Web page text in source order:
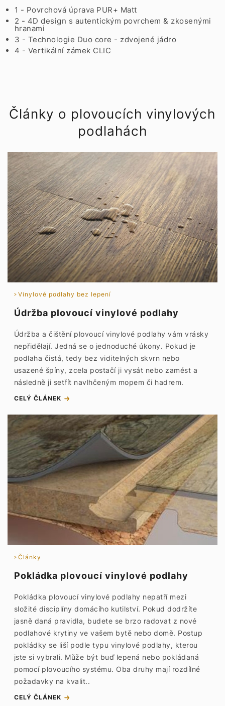
1 - Povrchová úprava PUR+ Matt
2 - 4D design s autentickým povrchem & zkosenými
hranami
3 - Technologie Duo core - zdvojené jádro
4 - Vertikální zámek CLIC
Články o plovoucích vinylových
podlahách
Vinylové podlahy bez lepení
Údržba plovoucí vinylové podlahy
Údržba a čištění plovoucí vinylové podlahy vám vrásky
nepřidělají. Jedná se o jednoduché úkony. Pokud je
podlaha čistá, tedy bez viditelných skvrn nebo
usazené špíny, zcela postačí ji vysát nebo zamést a
následně ji setřít navlhčeným mopem či hadrem.
CELÝ ČLÁNEK
Články
Pokládka plovoucí vinylové podlahy
Pokládka plovoucí vinylové podlahy nepatří mezi
složité disciplíny domácího kutilství. Pokud dodržíte
jasně daná pravidla, budete se brzo radovat z nové
podlahové krytiny ve vašem bytě nebo domě. Postup
pokládky se liší podle typu vinylové podlahy, kterou
jste si vybrali. Může být buď lepená nebo pokládaná
pomocí plovoucího systému. Oba druhy mají rozdílné
požadavky na kvalit..
CELÝ ČLÁNEK